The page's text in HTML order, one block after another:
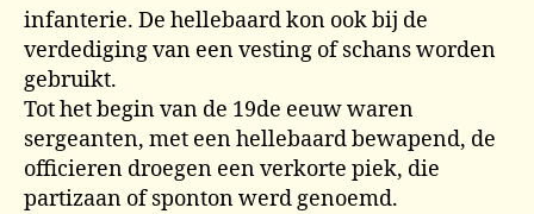
infanterie. De hellebaard kon ook bij de
verdediging van een vesting of schans worden
gebruikt.
Tot het begin van de 19de eeuw waren
sergeanten, met een hellebaard bewapend, de
officieren droegen een verkorte piek, die
partizaan of sponton werd genoemd.